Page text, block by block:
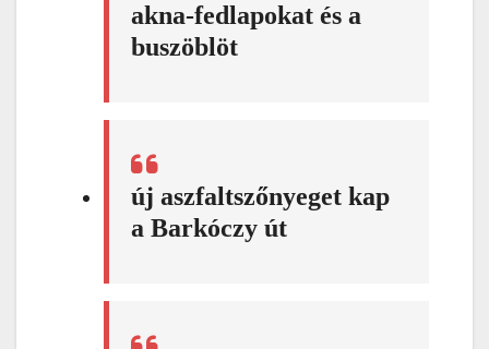
akna-fedlapokat és a
buszöblöt
új aszfaltszőnyeget kap
a Barkóczy út